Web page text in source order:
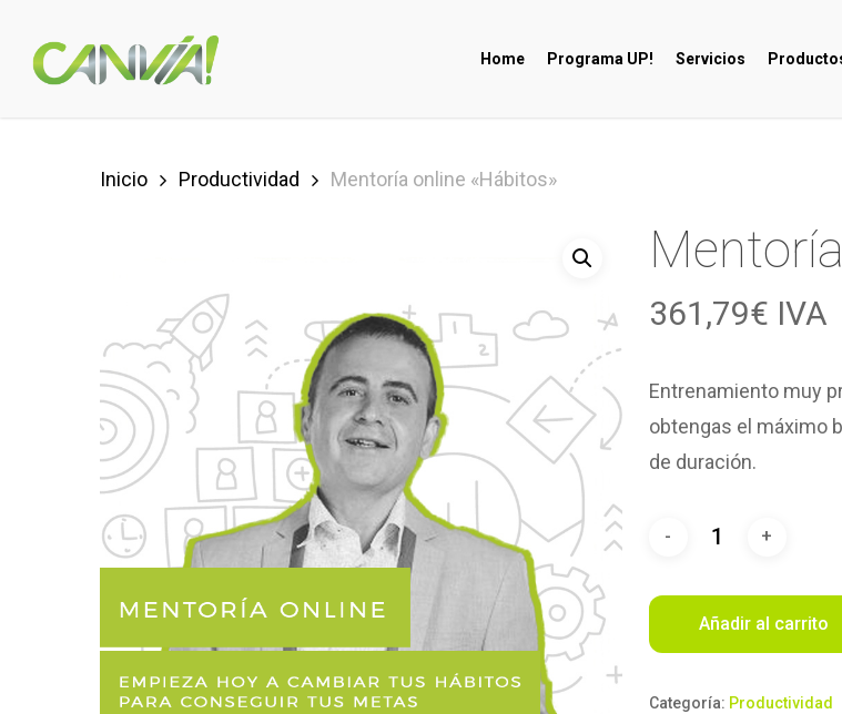
main
Home Programa UP! Servicios
Inicio Productividad Mentoría online «Hábitos»
361,79€ IVA
Entrenamiento muy
obtengas el máximo
de duración.
Añadir al carrito
Categoría: Productividad